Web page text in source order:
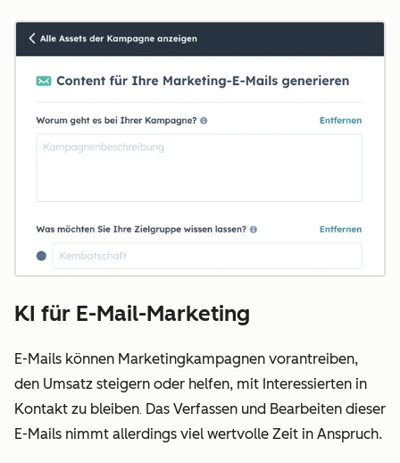
KI für E-Mail-Marketing
E-Mails können Marketingkampagnen vorantreiben,
den Umsatz steigern oder helfen, mit Interessierten in
Kontakt zu bleiben Das Verfassen und Bearbeiten dieser
E-Mails nimmt allerdings viel wertvolle Zeit in Anspruch.